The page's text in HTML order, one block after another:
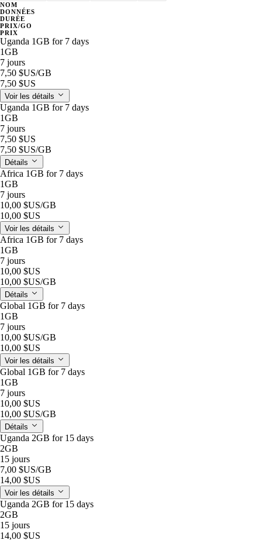
NOM
DONNÉES
DURÉE
PRIX/GO
PRIX
Uganda 1GB for 7 days
1GB
7 jours
7,50 $US/GB
7,50 $US
Voir les détails
Uganda 1GB for 7 days
1GB
7 jours
7,50 $US
7,50 $US/GB
Détails
Africa 1GB for 7 days
1GB
7 jours
10,00 $US/GB
10,00 $US
Voir les détails
Africa 1GB for 7 days
1GB
7 jours
10,00 $US
10,00 $US/GB
Détails
Global 1GB for 7 days
1GB
7 jours
10,00 $US/GB
10,00 $US
Voir les détails
Global 1GB for 7 days
1GB
7 jours
10,00 $US
10,00 $US/GB
Détails
Uganda 2GB for 15 days
2GB
15 jours
7,00 $US/GB
14,00 $US
Voir les détails
Uganda 2GB for 15 days
2GB
15 jours
14,00 $US